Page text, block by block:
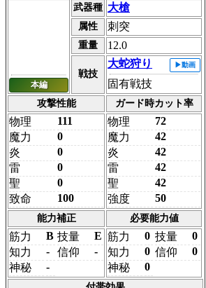
本編
武器種 大槍
属性 刺突
重量 12.0
戦技
大蛇狩り
固有戦技
攻撃性能 ガード時カット率
物理
111
魔力
0
炎
0
雷
0
聖
0
致命
100
物理
72
魔力
42
炎
42
雷
42
聖
42
強度
50
能力補正 必要能力値
筋力 B 技量
E
知力
- 信仰
-
神秘
-
筋力 0 技量
0
知力
0 信仰
0
神秘
0